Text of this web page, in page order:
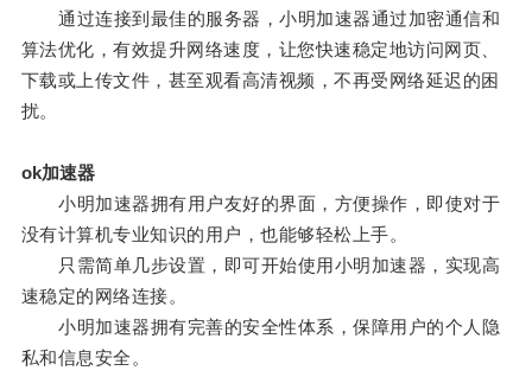
通过连接到最佳的服务器，小明加速器通过加密通信和
算法优化，有效提升网络速度，让您快速稳定地访问网页、
下载或上传文件，甚至观看高清视频，不再受网络延迟的困
扰。
ok加速器
小明加速器拥有用户友好的界面，方便操作，即使对于
没有计算机专业知识的用户，也能够轻松上手。
只需简单几步设置，即可开始使用小明加速器，实现高
速稳定的网络连接。
小明加速器拥有完善的安全性体系，保障用户的个人隐
私和信息安全。